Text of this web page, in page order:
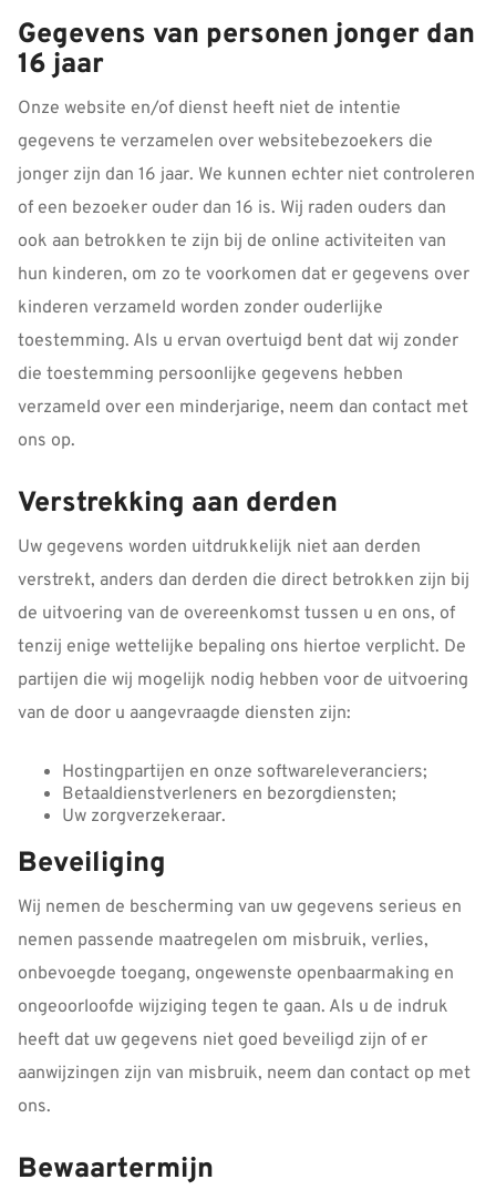
Gegevens van personen jonger dan
16 jaar
Onze website en/of dienst heeft niet de intentie
gegevens te verzamelen over websitebezoekers die
jonger zijn dan 16 jaar. We kunnen echter niet controleren
of een bezoeker ouder dan 16 is. Wij raden ouders dan
ook aan betrokken te zijn bij de online activiteiten van
hun kinderen, om zo te voorkomen dat er gegevens over
kinderen verzameld worden zonder ouderlijke
toestemming. Als u ervan overtuigd bent dat wij zonder
die toestemming persoonlijke gegevens hebben
verzameld over een minderjarige, neem dan contact met
ons op.
Verstrekking aan derden
Uw gegevens worden uitdrukkelijk niet aan derden
verstrekt, anders dan derden die direct betrokken zijn bij
de uitvoering van de overeenkomst tussen u en ons, of
tenzij enige wettelijke bepaling ons hiertoe verplicht. De
partijen die wij mogelijk nodig hebben voor de uitvoering
van de door u aangevraagde diensten zijn:
Hostingpartijen en onze softwareleveranciers;
Betaaldienstverleners en bezorgdiensten;
Uw zorgverzekeraar.
Beveiliging
Wij nemen de bescherming van uw gegevens serieus en
nemen passende maatregelen om misbruik, verlies,
onbevoegde toegang, ongewenste openbaarmaking en
ongeoorloofde wijziging tegen te gaan. Als u de indruk
heeft dat uw gegevens niet goed beveiligd zijn of er
aanwijzingen zijn van misbruik, neem dan contact op met
ons.
Bewaartermijn